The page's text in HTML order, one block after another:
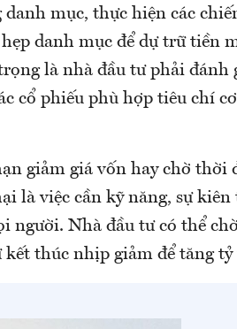
mục, thực hiện các
danh mục để dự trữ tiền
là nhà đầu tư phải
cổ phiếu phù hợp tiêu chí
giảm giá vốn hay chờ thời
là việc cần kỹ năng, sự
người. Nhà đầu tư có thể
kết thúc nhịp giảm để tăng